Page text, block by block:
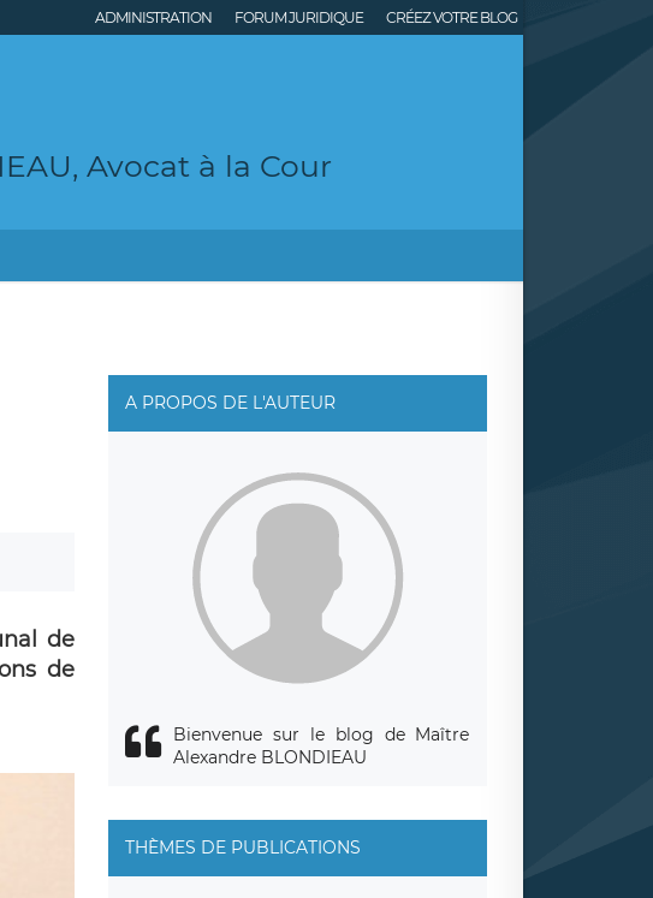
ADMINISTRATION FORUM JURIDIQUE CRÉEZ VOTRE BLOG
Avocat à la Cour
de
de
A PROPOS DE L'AUTEUR
Bienvenue sur le blog de Maître
Alexandre BLONDIEAU
THÈMES DE PUBLICATIONS